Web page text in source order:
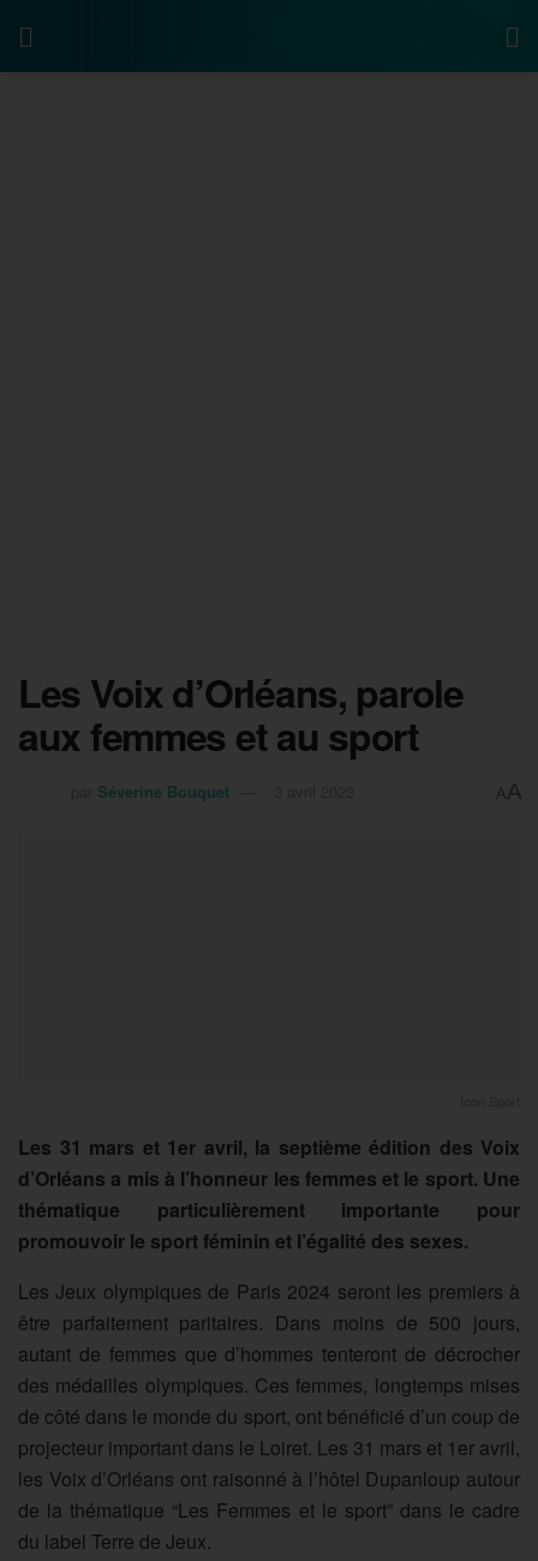
Les Voix d’Orléans, parole
aux femmes et au sport
Séverine Bouquet AA
Les 31 mars et 1er avril, la septième édition des Voix
d’Orléans a mis à l’honneur les femmes et le sport. Une
thématique particulièrement importante pour
promouvoir le sport féminin et l’égalité des sexes.
Les Jeux olympiques de Paris 2024 seront les premiers à
être parfaitement paritaires. Dans moins de 500 jours,
autant de femmes que d’hommes tenteront de décrocher
des médailles olympiques. Ces femmes, longtemps mises
de côté dans le monde du sport, ont bénéficié d’un coup de
projecteur important dans le Loiret. Les 31 mars et 1er avril,
les Voix d’Orléans ont raisonné à l’hôtel Dupanloup autour
de la thématique “Les Femmes et le sport” dans le cadre
du label Terre de Jeux.